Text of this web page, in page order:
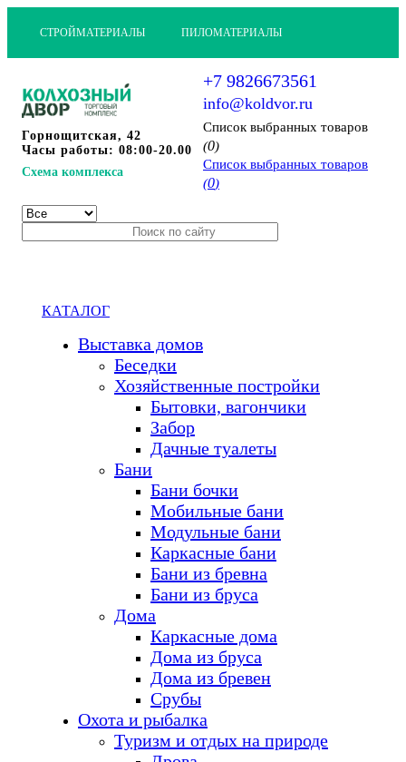
СТРОЙМАТЕРИАЛЫ ПИЛОМАТЕРИАЛЫ
Горнощитская, 42
Часы работы: 08:00-20.00
Схема комплекса
+7 9826673561
info@koldvor.ru
Cписок выбранных товаров
(0)
Cписок выбранных товаров
(0)
КАТАЛОГ
Выставка домов
Беседки
Хозяйственные постройки
Бытовки, вагончики
Забор
Дачные туалеты
Бани
Бани бочки
Мобильные бани
Модульные бани
Каркасные бани
Бани из бревна
Бани из бруса
Дома
Каркасные дома
Дома из бруса
Дома из бревен
Срубы
Охота и рыбалка
Туризм и отдых на природе